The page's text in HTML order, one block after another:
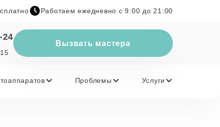
Работаем ежедневно с 9:00 до 21:00
24
Вызвать мастера
Проблемы Услуги